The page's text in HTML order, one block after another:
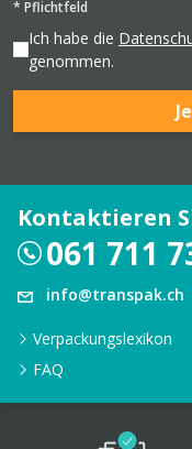
* Pflichtfeld
Ich habe die
genommen.
Kontaktieren
061 711
info@transpak.ch
Verpackungslexikon
FAQ